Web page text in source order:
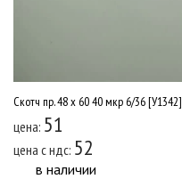
Скотч пр. 48 x 60 40 мкр 6/36 [У1342]
цена: 51
цена c ндс: 52
в наличии